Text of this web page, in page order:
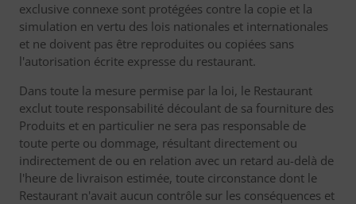
exclusive connexe sont protégées contre la copie et la
simulation en vertu des lois nationales et internationales
et ne doivent pas être reproduites ou copiées sans
l'autorisation écrite expresse du restaurant.
Dans toute la mesure permise par la loi, le Restaurant
exclut toute responsabilité découlant de sa fourniture des
Produits et en particulier ne sera pas responsable de
toute perte ou dommage, résultant directement ou
indirectement de ou en relation avec un retard au-delà de
l'heure de livraison estimée, toute circonstance dont le
Restaurant n'avait aucun contrôle sur les conséquences et